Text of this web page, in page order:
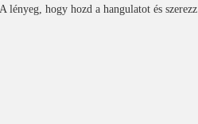
lényeg, hogy hozd a hangulatot és szerezz